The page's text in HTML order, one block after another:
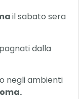
il sabato sera
dalla
negli ambienti